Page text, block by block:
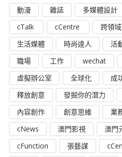
動漫
雜誌 多媒體設計
cTalk
cCentre 跨領
生活媒體
時尚達人 活
職場
工作 wechat
虛擬辦公室
全球化 成
釋放創意
發掘你的潛力
內容創作
創意思維 業
cNews
澳門影視 澳門
cFunction
張藝謀